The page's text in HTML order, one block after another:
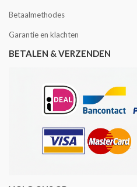
Betaalmethodes
Garantie en klachten
BETALEN & VERZENDEN